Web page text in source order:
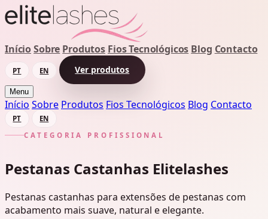
InícioSobre Produtos Fios Tecnológicos Blog Contacto
PT EN Ver produtos
Menu
Início Sobre Produtos Fios Tecnológicos Blog Contacto
PT
EN
CATEGORIA PROFISSIONAL
Pestanas Castanhas Elitelashes
Pestanas castanhas para extensões de pestanas com
acabamento mais suave, natural e elegante.